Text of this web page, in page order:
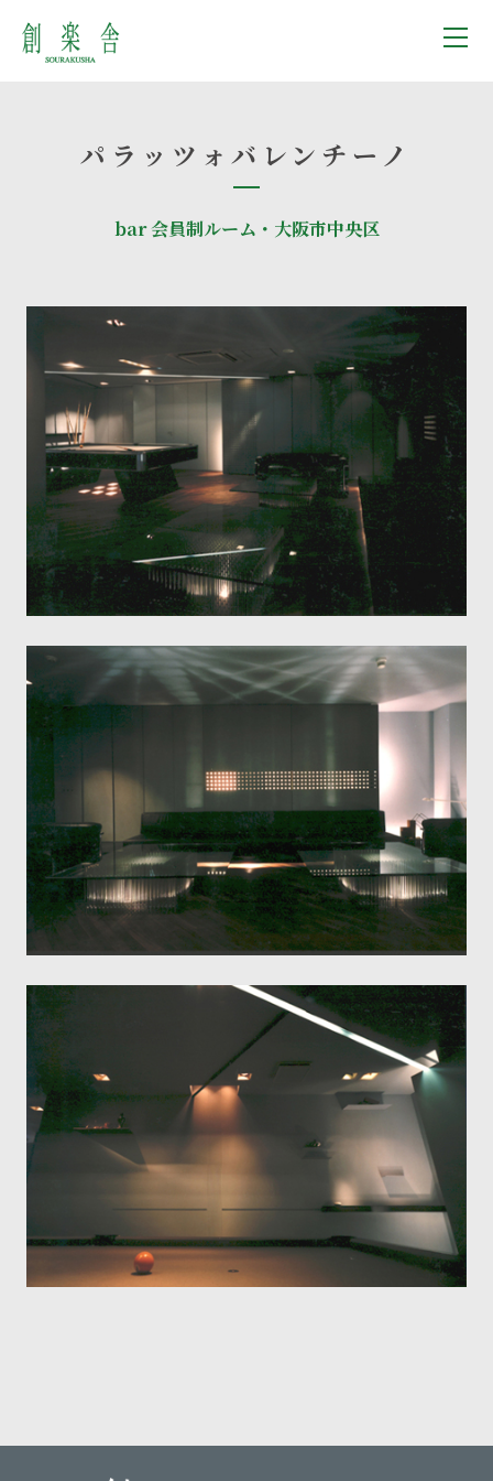
パラッツォバレンチーノ
bar 会員制ルーム・大阪市中央区